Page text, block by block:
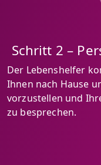
Schritt 2 –
Der Lebenshelfer
Ihnen nach Hause
vorzustellen und
zu besprechen.